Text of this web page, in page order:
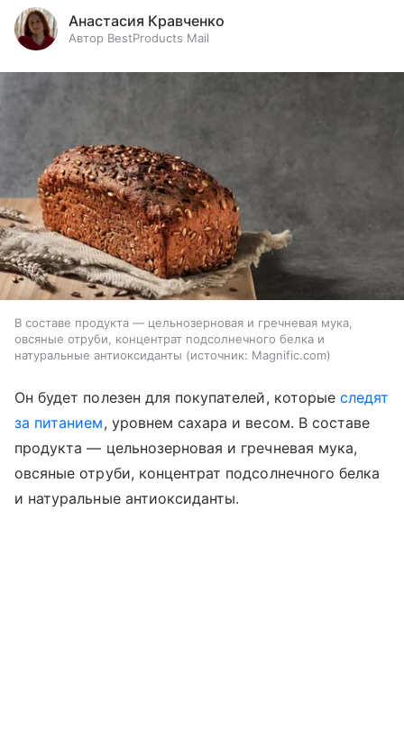
Анастасия Кравченко
Автор BestProducts Mail
В составе продукта — цельнозерновая и гречневая мука,
овсяные отруби, концентрат подсолнечного белка и
натуральные антиоксиданты
источник: Magnific.com
Он будет полезен для покупателей, которыеследят
за питанием, уровнем сахара и весом. В составе
продукта — цельнозерновая и гречневая мука,
овсяные отруби, концентрат подсолнечного белка
и натуральные антиоксиданты.